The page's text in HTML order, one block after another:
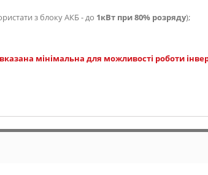
з блоку АКБ - до 1кВт при 80% розряду);
мінімальна для можливості роботи